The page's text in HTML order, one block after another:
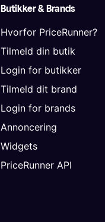
Butikker & Brands
Hvorfor PriceRunner?
Tilmeld din butik
Login for butikker
Tilmeld dit brand
Login for brands
Annoncering
Widgets
PriceRunner API